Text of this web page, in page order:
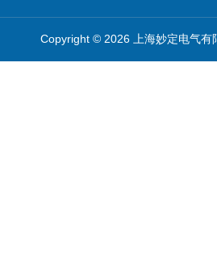
Copyright © 2026 上海妙定电气有